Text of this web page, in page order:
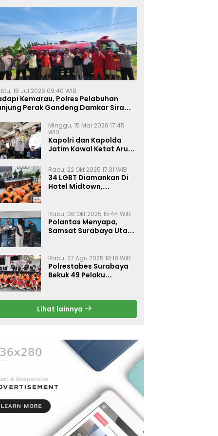
18 Jul 2026 09:40 WIB
Kemarau, Polres Pelabuhan
Perak Gandeng Damkar Siram
Minggu, 15 Mar 2026 17:45
WIB
Kapolri dan Kapolda
Jatim Kawal Ketat Arus
Rabu, 22 Okt 2025 17:31 WIB
34 LGBT Diamankan Di
Hotel Midtown,
Rabu, 08 Okt 2025 15:44 WIB
Polantas Menyapa,
Samsat Surabaya Utara
Rabu, 27 Agu 2025 18:18 WIB
Polrestabes Surabaya
Bekuk 49 Pelaku
Gratis
Lihat lainnya